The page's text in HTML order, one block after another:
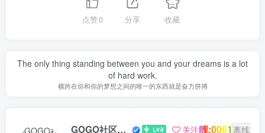
点赞0 分享 收藏
The only thing standing between you and your dreams is a lot
of hard work.
横跨在你和你的梦想之间的唯一的东西就是奋力拼搏
GOGO社区新闻助手 关注靓:0061 离线